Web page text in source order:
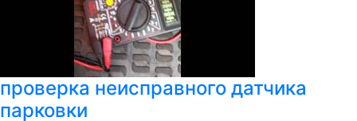
проверка неисправного датчика
парковки